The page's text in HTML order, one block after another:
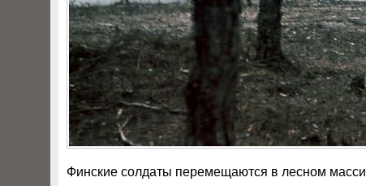
Финские солдаты перемещаются в лесном